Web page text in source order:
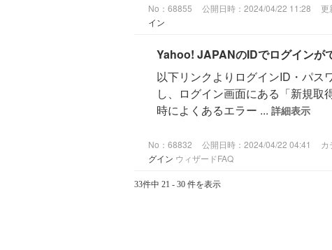
No：68855 公開日時：2024/04/22 11:28 更
イン
Yahoo! JAPANのIDでログインが
以下リンクよりログインID・パ
し、ログイン画面にある「新規
時によくあるエラー ... 詳細表示
No：68832 公開日時：2024/04/22 04:41 カ
グイン ウィザードFAQ
33件中 21 - 30 件を表示